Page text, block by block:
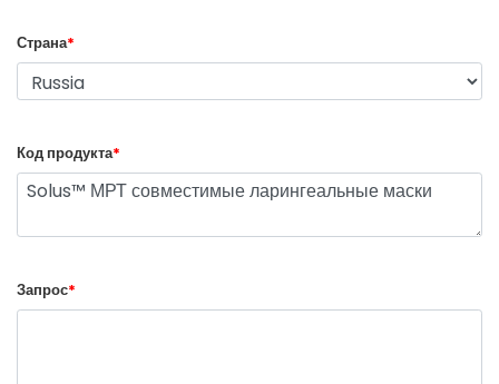
Страна*
Код продукта*
Запрос*